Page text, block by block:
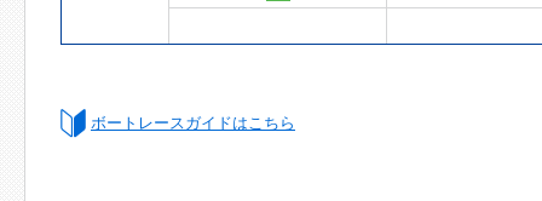
ボートレースガイドはこちら